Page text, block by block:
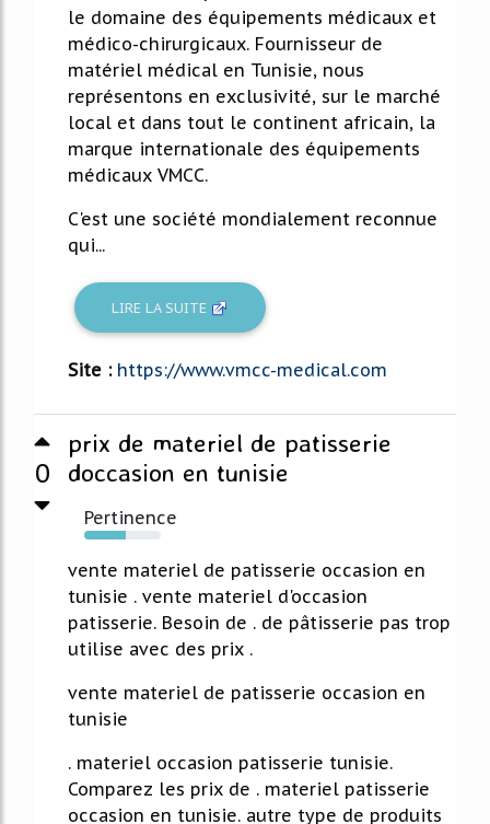
le domaine des équipements médicaux et
médico-chirurgicaux. Fournisseur de
matériel médical en Tunisie, nous
représentons en exclusivité, sur le marché
local et dans tout le continent africain, la
marque internationale des équipements
médicaux VMCC.
C'est une société mondialement reconnue
qui...
LIRE LA SUITE
Site : https://www.vmcc-medical.com
0
prix de materiel de patisserie
doccasion en tunisie
Pertinence
54%
vente materiel de patisserie occasion en
tunisie . vente materiel d'occasion
patisserie. Besoin de . de pâtisserie pas trop
utilise avec des prix .
vente materiel de patisserie occasion en
tunisie
. materiel occasion patisserie tunisie.
Comparez les prix de . materiel patisserie
occasion en tunisie. autre type de produits